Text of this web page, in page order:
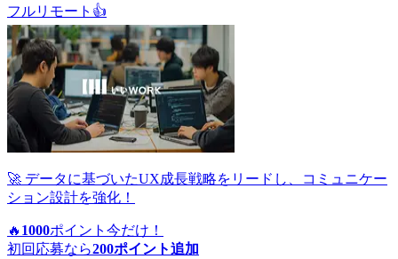
フルリモート 👍
🚀 データに基づいたUX成長戦略をリードし、コミュニケー
ション設計を強化！
🔥 1000ポイント 今だけ！
初回応募なら200ポイント追加